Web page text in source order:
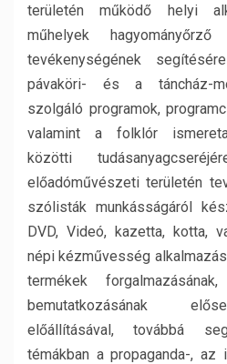
területén működő helyi
műhelyek
tevékenységének
pávaköri- és a táncház-
szolgáló programok,
valamint a folklór
közötti
előadóművészeti területén
szólisták munkásságáról
DVD, Videó, kazetta, kotta,
népi kézművesség
termékek
bemutatkozásának
előállításával, továbbá
témákban a propaganda-,